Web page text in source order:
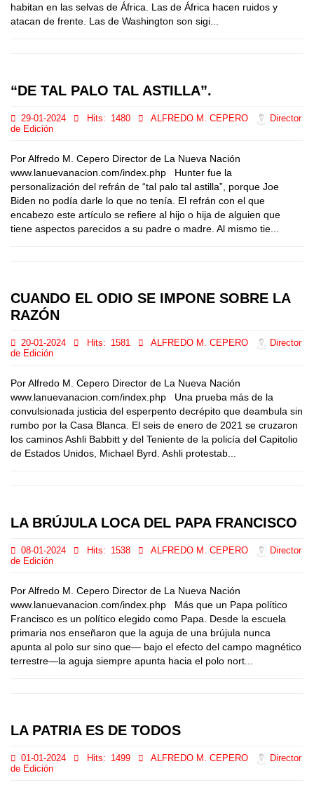
habitan en las selvas de África. Las de África hacen ruidos y
atacan de frente. Las de Washington son sigi...
“DE TAL PALO TAL ASTILLA”.
29-01-2024 Hits: 1480 ALFREDO M. CEPERO
Director
de Edición
Por Alfredo M. Cepero Director de La Nueva Nación
www.lanuevanacion.com/index.php Hunter fue la
personalización del refrán de “tal palo tal astilla”, porque Joe
Biden no podía darle lo que no tenía. El refrán con el que
encabezo este artículo se refiere al hijo o hija de alguien que
tiene aspectos parecidos a su padre o madre. Al mismo tie...
CUANDO EL ODIO SE IMPONE SOBRE LA
RAZÓN
20-01-2024 Hits: 1581 ALFREDO M. CEPERO
Director
de Edición
Por Alfredo M. Cepero Director de La Nueva Nación
www.lanuevanacion.com/index.php Una prueba más de la
convulsionada justicia del esperpento decrépito que deambula sin
rumbo por la Casa Blanca. El seis de enero de 2021 se cruzaron
los caminos Ashli Babbitt y del Teniente de la policía del Capitolio
de Estados Unidos, Michael Byrd. Ashli protestab...
LA BRÚJULA LOCA DEL PAPA FRANCISCO
08-01-2024 Hits: 1538 ALFREDO M. CEPERO
Director
de Edición
Por Alfredo M. Cepero Director de La Nueva Nación
www.lanuevanacion.com/index.php Más que un Papa político
Francisco es un político elegido como Papa. Desde la escuela
primaria nos enseñaron que la aguja de una brújula nunca
apunta al polo sur sino que— bajo el efecto del campo magnético
terrestre—la aguja siempre apunta hacia el polo nort...
LA PATRIA ES DE TODOS
01-01-2024 Hits: 1499 ALFREDO M. CEPERO
Director
de Edición